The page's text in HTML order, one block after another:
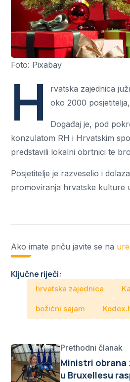
Foto: Pixabay
H
rvatska zajednica
oko 2000
Događaj je, pod
konzulatom RH i Hrvatskim
predstavili lokalni obrtnici te
Posjetitelje je razveselio i
promoviranja hrvatske kulture
Ako imate priču javite se na
Ključne riječi:
hrvatska zajednica
božićni sajam
Prethodni članak
Ministri obrana
u Bruxellesu